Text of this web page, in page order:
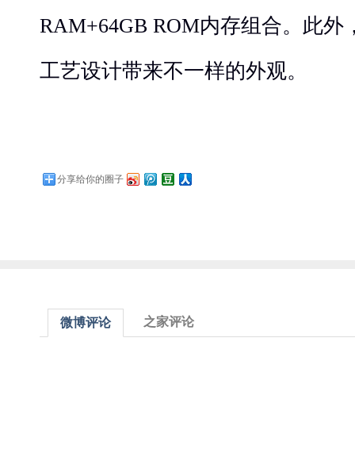
RAM+64GB ROM内存组合。此外
工艺设计带来不一样的外观。
分享给你的圈子
微博评论 之家评论